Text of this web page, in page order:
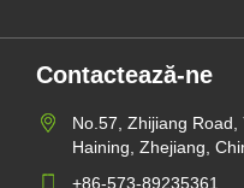
Contactează-ne
No.57, Zhijiang
Haining, Zhejiang,
+86-573-89235361